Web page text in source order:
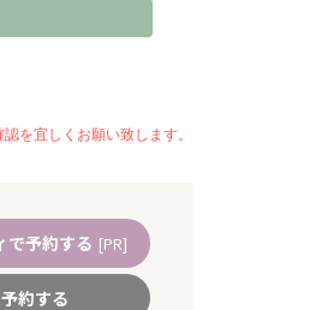
を宜しくお願い致します。
で予約する [PR]
予約する